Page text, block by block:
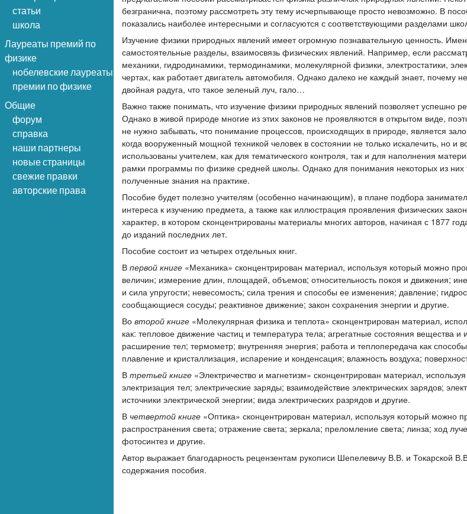
статьи
школа
Лауреаты премий по
физике
нобелевские лауреаты
премии по физике
Общие
форум
справка
наши партнеры
новые страницы
свежие правки
авторские права
безгранична, поэтому рассмотреть эту тему исчерпывающе просто невозможно. В
показались наиболее интересными и согласуются с соответствующими разделами
Изучение физики природных явлений имеет огромную познавательную ценность.
самостоятельные разделы, взаимосвязь физических явлений. Например, если
механики, гидродинамики, термодинамики, молекулярной физики, электростатики,
чертах, как работает двигатель автомобиля. Однако далеко не каждый знает, почему
двойная радуга, что такое зеленый луч, гало…
Важно также понимать, что изучение физики природных явлений позволяет успешно
Однако в живой природе многие из этих законов не проявляются в открытом виде,
не нужно забывать, что понимание процессов, происходящих в природе, является
когда вооруженный мощной техникой человек в состоянии не только искалечить, но
использованы учителем, как для тематического контроля, так и для наполнения
рамки программы по физике средней школы. Однако для понимания некоторых из
полученные знания на практике.
Пособие будет полезно учителям (особенно начинающим), в плане подбора
интереса к изучению предмета, а также как иллюстрация проявления физических
характер, в котором сконцентрированы материалы многих авторов, начиная с 1877
до изданий последних лет.
Пособие состоит из четырех отдельных книг.
В первой книге «Механика» сконцентрирован материал, используя который можно
величин; измерение длин, площадей, объемов; относительность покоя и движения;
и сила упругости; невесомость; сила трения и способы ее изменения; давление;
сообщающиеся сосуды; реактивное движение; закон сохранения энергии и другие.
Во второй книге «Молекулярная физика и теплота» сконцентрирован материал,
как: тепловое движение частиц и температура тела; агрегатные состояния вещества
расширение тел; термометр; внутренняя энергия; работа и теплопередача как
плавление и кристаллизация, испарение и конденсация; влажность воздуха;
В третьей книге «Электричество и магнетизм» сконцентрирован материал,
электризация тел; электрические заряды; взаимодействие электрических зарядов;
источники электрической энергии; вида электрических разрядов и другие.
В четвертой книге «Оптика» сконцентрирован материал, используя который можно
распространения света; отражение света; зеркала; преломление света; линза; ход
фотосинтез и другие.
Автор выражает благодарность рецензентам рукописи Шепелевичу В.В. и Токарской
содержания пособия.